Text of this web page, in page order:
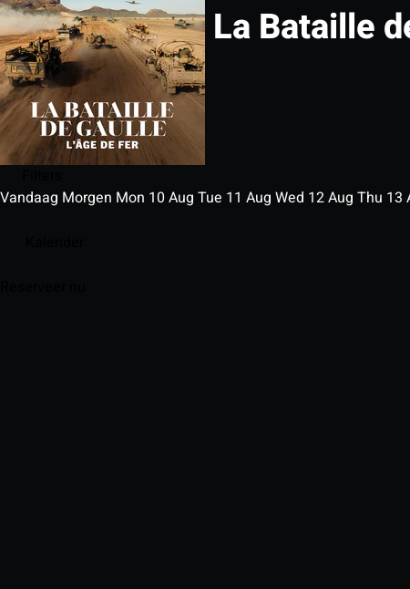
La Bataille
Vandaag Morgen Mon 10 Aug Tue 11 Aug Wed 12Aug Thu 13